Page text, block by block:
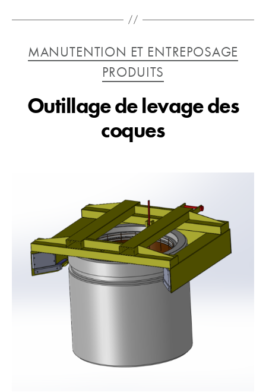
Catégories
MANUTENTION ET ENTREPOSAGE
PRODUITS
Outillage de levage des
coques